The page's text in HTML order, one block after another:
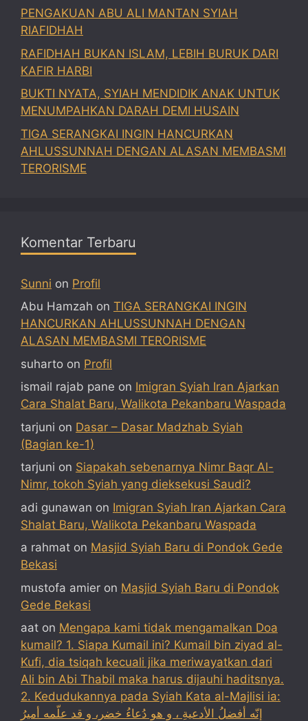
PENGAKUAN ABU ALI MANTAN SYIAH
RIAFIDHAH
RAFIDHAH BUKAN ISLAM, LEBIH BURUK DARI
KAFIR HARBI
BUKTI NYATA, SYIAH MENDIDIK ANAK UNTUK
MENUMPAHKAN DARAH DEMI HUSAIN
TIGA SERANGKAI INGIN HANCURKAN
AHLUSSUNNAH DENGAN ALASAN MEMBASMI
TERORISME
Komentar Terbaru
Sunni on Profil
Abu Hamzah on TIGA SERANGKAI INGIN
HANCURKAN AHLUSSUNNAH DENGAN
ALASAN MEMBASMI TERORISME
suharto on Profil
ismail rajab pane on Imigran Syiah Iran Ajarkan
Cara Shalat Baru, Walikota Pekanbaru Waspada
tarjuni on Dasar – Dasar Madzhab Syiah
(Bagian ke-1)
tarjuni on Siapakah sebenarnya Nimr Baqr Al-
Nimr, tokoh Syiah yang dieksekusi Saudi?
adi gunawan on Imigran Syiah Iran Ajarkan Cara
Shalat Baru, Walikota Pekanbaru Waspada
a rahmat on Masjid Syiah Baru di Pondok Gede
Bekasi
mustofa amier on Masjid Syiah Baru di Pondok
Gede Bekasi
aat on Mengapa kami tidak mengamalkan Doa
kumail? 1. Siapa Kumail ini? Kumail bin ziyad al-
Kufi, dia tsiqah kecuali jika meriwayatkan dari
Ali bin Abi Thabil maka harus dijauhi haditsnya.
2. Kedudukannya pada Syiah Kata al-Majlisi ia:
إنّه أفضلُ الأدعيةِ ، و هو دُعاءُ خضر، و قد علّمه أميرُ